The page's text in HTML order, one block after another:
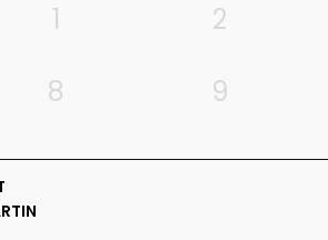
1 2
8 9